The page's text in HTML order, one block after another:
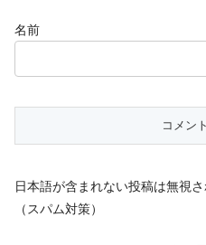
名前
日本語が含まれない投稿は無視
（スパム対策）